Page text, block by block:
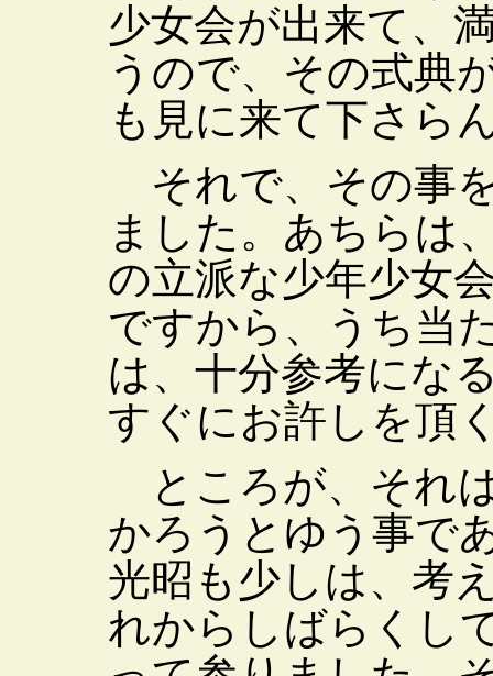
少女会が出来て、
うので、その式典
も見に来て下さら
それで、その事
ました。あちらは
の立派な少年少女
ですから、うち当
は、十分参考にな
すぐにお許しを頂
ところが、それ
かろうとゆう事で
光昭も少しは、考
れからしばらくし